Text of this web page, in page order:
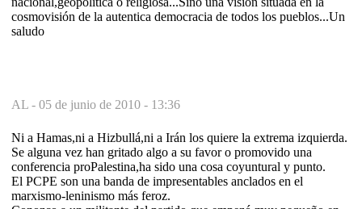
cosmovisión de la autentica democracia de todos los pueblos...Un
saludo
AL - 05 de junio de 2010 - 13:36
Ni a Hamas,ni a Hizbullá,ni a Irán los quiere la extrema izquierda.
Se alguna vez han gritado algo a su favor o promovido una
conferencia proPalestina,ha sido una cosa coyuntural y punto.
El PCPE son una banda de impresentables anclados en el
marxismo-leninismo más feroz.